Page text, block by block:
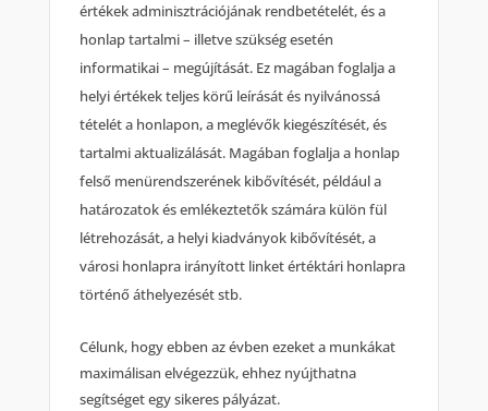
értékek adminisztrációjának rendbetételét, és a
honlap tartalmi – illetve szükség esetén
informatikai – megújítását. Ez magában foglalja a
helyi értékek teljes körű leírását és nyilvánossá
tételét a honlapon, a meglévők kiegészítését, és
tartalmi aktualizálását. Magában foglalja a honlap
felső menürendszerének kibővítését, például a
határozatok és emlékeztetők számára külön fül
létrehozását, a helyi kiadványok kibővítését, a
városi honlapra irányított linket értéktári honlapra
történő áthelyezését stb.
Célunk, hogy ebben az évben ezeket a munkákat
maximálisan elvégezzük, ehhez nyújthatna
segítséget egy sikeres pályázat.